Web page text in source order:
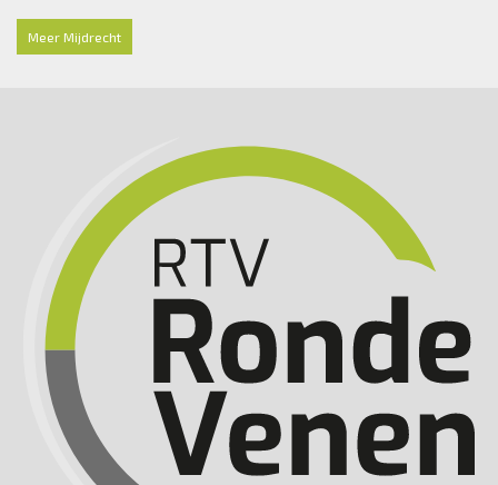
Meer Mijdrecht